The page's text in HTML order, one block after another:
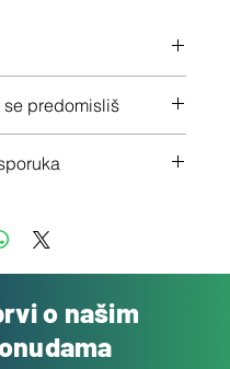
se predomisliš
o našim